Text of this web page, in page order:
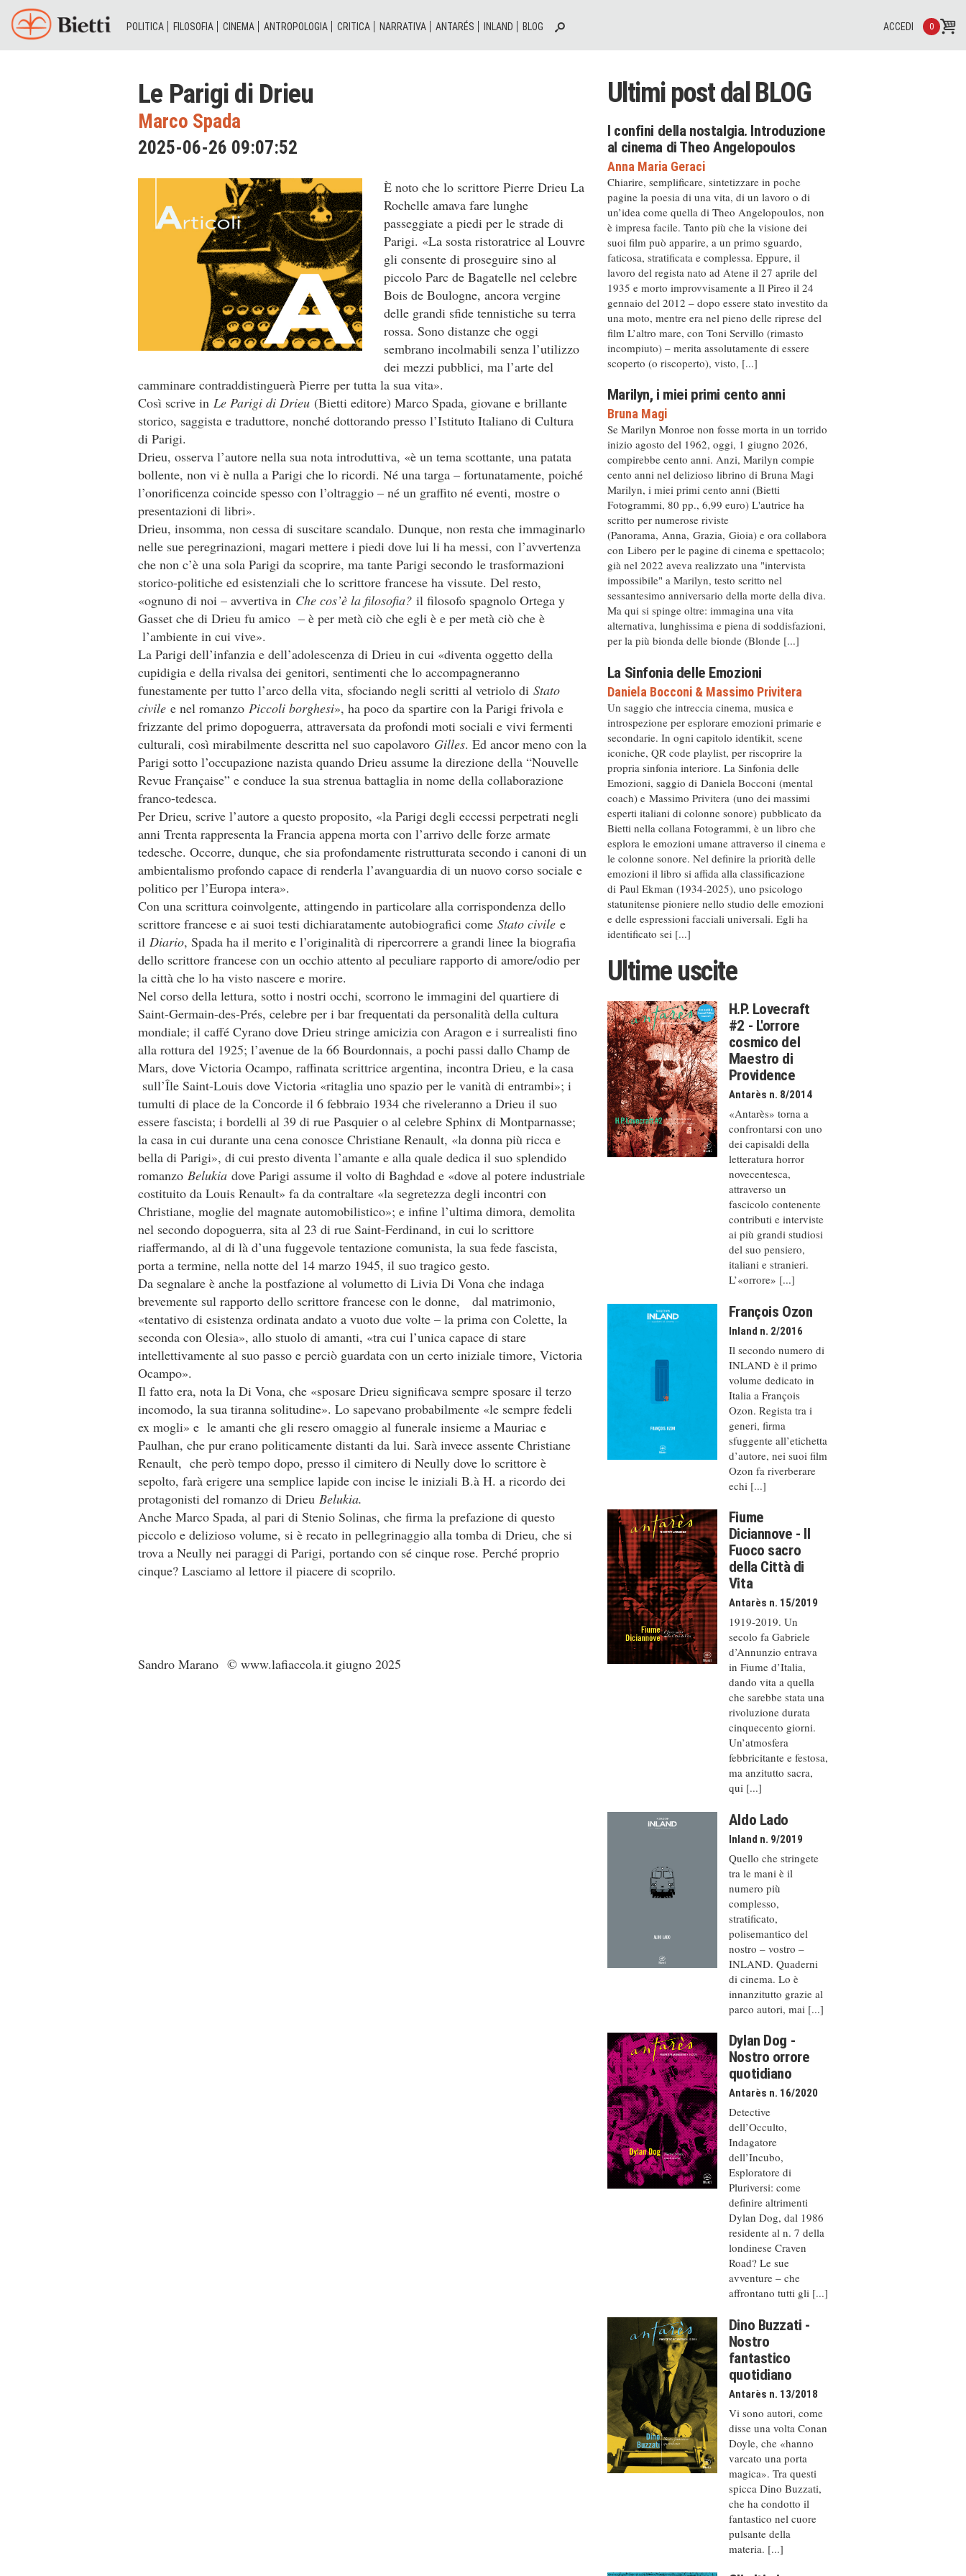
POLITICA FILOSOFIA CINEMA ANTROPOLOGIA CRITICA NARRATIVA ANTARÉS INLAND BLOG 0
ACCEDI
Le Parigi di Drieu
Marco Spada
2025-06-26 09:07:52
È noto che lo scrittore Pierre Drieu La
Rochelle amava fare lunghe
passeggiate a piedi per le strade di
Parigi. «La sosta ristoratrice al Louvre
gli consente di proseguire sino al
piccolo Parc de Bagatelle nel celebre
Bois de Boulogne, ancora vergine
delle grandi sfide tennistiche su terra
rossa. Sono distanze che oggi
sembrano incolmabili senza l’utilizzo
dei mezzi pubblici, ma l’arte del
camminare contraddistinguerà Pierre per tutta la sua vita».
Così scrive in Le Parigi di Drieu (Bietti editore) Marco Spada, giovane e brillante
storico, saggista e traduttore, nonché dottorando presso l’Istituto Italiano di Cultura
di Parigi.
Drieu, osserva l’autore nella sua nota introduttiva, «è un tema scottante, una patata
bollente, non vi è nulla a Parigi che lo ricordi. Né una targa – fortunatamente, poiché
l’onorificenza coincide spesso con l’oltraggio – né un graffito né eventi, mostre o
presentazioni di libri».
Drieu, insomma, non cessa di suscitare scandalo. Dunque, non resta che immaginarlo
nelle sue peregrinazioni, magari mettere i piedi dove lui li ha messi, con l’avvertenza
che non c’è una sola Parigi da scoprire, ma tante Parigi secondo le trasformazioni
storico-politiche ed esistenziali che lo scrittore francese ha vissute. Del resto,
«ognuno di noi – avvertiva in Che cos’è la filosofia? il filosofo spagnolo Ortega y
Gasset che di Drieu fu amico – è per metà ciò che egli è e per metà ciò che è
l’ambiente in cui vive».
La Parigi dell’infanzia e dell’adolescenza di Drieu in cui «diventa oggetto della
cupidigia e della rivalsa dei genitori, sentimenti che lo accompagneranno
funestamente per tutto l’arco della vita, sfociando negli scritti al vetriolo di Stato
civile e nel romanzo Piccoli borghesi», ha poco da spartire con la Parigi frivola e
frizzante del primo dopoguerra, attraversata da profondi moti sociali e vivi fermenti
culturali, così mirabilmente descritta nel suo capolavoro Gilles. Ed ancor meno con la
Parigi sotto l’occupazione nazista quando Drieu assume la direzione della “Nouvelle
Revue Française” e conduce la sua strenua battaglia in nome della collaborazione
franco-tedesca.
Per Drieu, scrive l’autore a questo proposito, «la Parigi degli eccessi perpetrati negli
anni Trenta rappresenta la Francia appena morta con l’arrivo delle forze armate
tedesche. Occorre, dunque, che sia profondamente ristrutturata secondo i canoni di un
ambientalismo profondo capace di renderla l’avanguardia di un nuovo corso sociale e
politico per l’Europa intera».
Con una scrittura coinvolgente, attingendo in particolare alla corrispondenza dello
scrittore francese e ai suoi testi dichiaratamente autobiografici come Stato civile e
il Diario, Spada ha il merito e l’originalità di ripercorrere a grandi linee la biografia
dello scrittore francese con un occhio attento al peculiare rapporto di amore/odio per
la città che lo ha visto nascere e morire.
Nel corso della lettura, sotto i nostri occhi, scorrono le immagini del quartiere di
Saint-Germain-des-Prés, celebre per i bar frequentati da personalità della cultura
mondiale; il caffé Cyrano dove Drieu stringe amicizia con Aragon e i surrealisti fino
alla rottura del 1925; l’avenue de la 66 Bourdonnais, a pochi passi dallo Champ de
Mars, dove Victoria Ocampo, raffinata scrittrice argentina, incontra Drieu, e la casa
sull’Île Saint-Louis dove Victoria «ritaglia uno spazio per le vanità di entrambi»; i
tumulti di place de la Concorde il 6 febbraio 1934 che riveleranno a Drieu il suo
essere fascista; i bordelli al 39 di rue Pasquier o al celebre Sphinx di Montparnasse;
la casa in cui durante una cena conosce Christiane Renault, «la donna più ricca e
bella di Parigi», di cui presto diventa l’amante e alla quale dedica il suo splendido
romanzo Belukia dove Parigi assume il volto di Baghdad e «dove al potere industriale
costituito da Louis Renault» fa da contraltare «la segretezza degli incontri con
Christiane, moglie del magnate automobilistico»; e infine l’ultima dimora, demolita
nel secondo dopoguerra, sita al 23 di rue Saint-Ferdinand, in cui lo scrittore
riaffermando, al di là d’una fuggevole tentazione comunista, la sua fede fascista,
porta a termine, nella notte del 14 marzo 1945, il suo tragico gesto.
Da segnalare è anche la postfazione al volumetto di Livia Di Vona che indaga
brevemente sul rapporto dello scrittore francese con le donne, dal matrimonio,
«tentativo di esistenza ordinata andato a vuoto due volte – la prima con Colette, la
seconda con Olesia», allo stuolo di amanti, «tra cui l’unica capace di stare
intellettivamente al suo passo e perciò guardata con un certo iniziale timore, Victoria
Ocampo».
Il fatto era, nota la Di Vona, che «sposare Drieu significava sempre sposare il terzo
incomodo, la sua tiranna solitudine». Lo sapevano probabilmente «le sempre fedeli
ex mogli» e le amanti che gli resero omaggio al funerale insieme a Mauriac e
Paulhan, che pur erano politicamente distanti da lui. Sarà invece assente Christiane
Renault, che però tempo dopo, presso il cimitero di Neully dove lo scrittore è
sepolto, farà erigere una semplice lapide con incise le iniziali B.à H. a ricordo dei
protagonisti del romanzo di Drieu Belukia.
Anche Marco Spada, al pari di Stenio Solinas, che firma la prefazione di questo
piccolo e delizioso volume, si è recato in pellegrinaggio alla tomba di Drieu, che si
trova a Neully nei paraggi di Parigi, portando con sé cinque rose. Perché proprio
cinque? Lasciamo al lettore il piacere di scoprilo.
Sandro Marano © www.lafiaccola.it giugno 2025
Ultimi post dal BLOG
I confini della nostalgia. Introduzione
al cinema di Theo Angelopoulos
Anna Maria Geraci
Chiarire, semplificare, sintetizzare in poche
pagine la poesia di una vita, di un lavoro o di
un’idea come quella di Theo Angelopoulos, non
è impresa facile. Tanto più che la visione dei
suoi film può apparire, a un primo sguardo,
faticosa, stratificata e complessa. Eppure, il
lavoro del regista nato ad Atene il 27 aprile del
1935 e morto improvvisamente a Il Pireo il 24
gennaio del 2012 – dopo essere stato investito da
una moto, mentre era nel pieno delle riprese del
film L’altro mare, con Toni Servillo (rimasto
incompiuto) – merita assolutamente di essere
scoperto (o riscoperto), visto, [...]
Marilyn, i miei primi cento anni
Bruna Magi
Se Marilyn Monroe non fosse morta in un torrido
inizio agosto del 1962, oggi, 1 giugno 2026,
compirebbe cento anni. Anzi, Marilyn compie
cento anni nel delizioso librino di Bruna Magi
Marilyn, i miei primi cento anni (Bietti
Fotogrammi, 80 pp., 6,99 euro) L'autrice ha
scritto per numerose riviste
(Panorama, Anna, Grazia, Gioia) e ora collabora
con Libero per le pagine di cinema e spettacolo;
già nel 2022 aveva realizzato una "intervista
impossibile" a Marilyn, testo scritto nel
sessantesimo anniversario della morte della diva.
Ma qui si spinge oltre: immagina una vita
alternativa, lunghissima e piena di soddisfazioni,
per la più bionda delle bionde (Blonde [...]
La Sinfonia delle Emozioni
Daniela Bocconi& Massimo Privitera
Un saggio che intreccia cinema, musica e
introspezione per esplorare emozioni primarie e
secondarie. In ogni capitolo identikit, scene
iconiche, QR code playlist, per riscoprire la
propria sinfonia interiore. La Sinfonia delle
Emozioni, saggio di Daniela Bocconi (mental
coach) e Massimo Privitera (uno dei massimi
esperti italiani di colonne sonore) pubblicato da
Bietti nella collana Fotogrammi, è un libro che
esplora le emozioni umane attraverso il cinema e
le colonne sonore. Nel definire la priorità delle
emozioni il libro si affida alla classificazione
di Paul Ekman (1934-2025), uno psicologo
statunitense pioniere nello studio delle emozioni
e delle espressioni facciali universali. Egli ha
identificato sei [...]
Ultime uscite
H.P. Lovecraft
#2 - L'orrore
cosmico del
Maestro di
Providence
Antarès n. 8/2014
«Antarès» torna a
confrontarsi con uno
dei capisaldi della
letteratura horror
novecentesca,
attraverso un
fascicolo contenente
contributi e interviste
ai più grandi studiosi
del suo pensiero,
italiani e stranieri.
L’«orrore» [...]
François Ozon
Inland n. 2/2016
Il secondo numero di
INLAND è il primo
volume dedicato in
Italia a François
Ozon. Regista tra i
generi, firma
sfuggente all’etichetta
d’autore, nei suoi film
Ozon fa riverberare
echi [...]
Fiume
Diciannove - Il
Fuoco sacro
della Città di
Vita
Antarès n. 15/2019
1919-2019. Un
secolo fa Gabriele
d’Annunzio entrava
in Fiume d’Italia,
dando vita a quella
che sarebbe stata una
rivoluzione durata
cinquecento giorni.
Un’atmosfera
febbricitante e festosa,
ma anzitutto sacra,
qui [...]
Aldo Lado
Inland n. 9/2019
Quello che stringete
tra le mani è il
numero più
complesso,
stratificato,
polisemantico del
nostro – vostro –
INLAND. Quaderni
di cinema. Lo è
innanzitutto grazie al
parco autori, mai [...]
Dylan Dog -
Nostro orrore
quotidiano
Antarès n. 16/2020
Detective
dell’Occulto,
Indagatore
dell’Incubo,
Esploratore di
Pluriversi: come
definire altrimenti
Dylan Dog, dal 1986
residente al n. 7 della
londinese Craven
Road? Le sue
avventure – che
affrontano tutti gli [...]
Dino Buzzati -
Nostro
fantastico
quotidiano
Antarès n. 13/2018
Vi sono autori, come
disse una volta Conan
Doyle, che «hanno
varcato una porta
magica». Tra questi
spicca Dino Buzzati,
che ha condotto il
fantastico nel cuore
pulsante della
materia. [...]